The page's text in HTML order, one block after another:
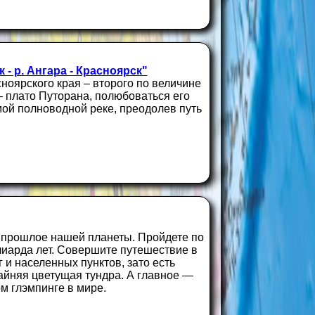
- р. Ангара - Красноярск"
края – второго по величине
Путорана, полюбоваться его
полноводной реке, преодолев путь
нашей планеты. Пройдете по
лет. Совершите путешествие в
населенных пунктов, зато есть
цветущая тундра. А главное —
глэмпинге в мире.